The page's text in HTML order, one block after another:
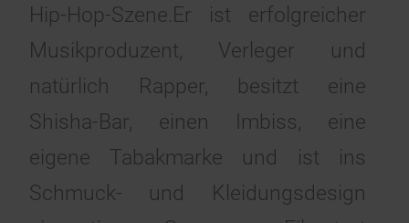
Hip-Hop-Szene.Er ist erfolgreicher
Musikproduzent, Verleger und
natürlich Rapper, besitzt eine
Shisha-Bar, einen Imbiss, eine
eigene Tabakmarke und ist ins
Schmuck- und Kleidungsdesign